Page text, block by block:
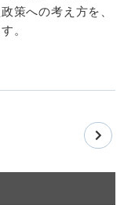
策への考え方を、
。